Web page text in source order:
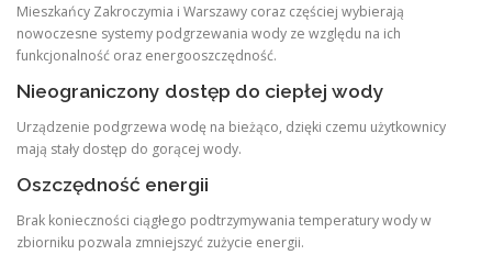
Mieszkańcy Zakroczymia i Warszawy coraz częściej wybierają
nowoczesne systemy podgrzewania wody ze względu na ich
funkcjonalność oraz energooszczędność.
Nieograniczony dostęp do ciepłej wody
Urządzenie podgrzewa wodę na bieżąco, dzięki czemu użytkownicy
mają stały dostęp do gorącej wody.
Oszczędność energii
Brak konieczności ciągłego podtrzymywania temperatury wody w
zbiorniku pozwala zmniejszyć zużycie energii.